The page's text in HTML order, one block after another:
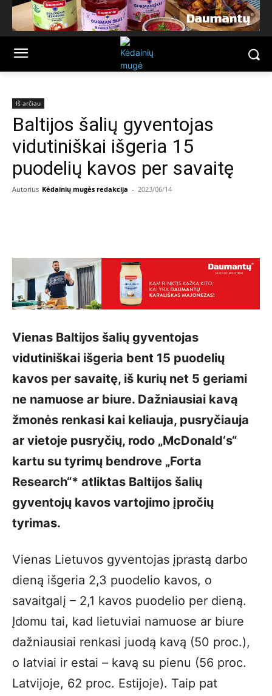
Iš arčiau
Baltijos šalių gyventojas
vidutiniškai išgeria 15
puodelių kavos per savaitę
Autorius Kėdainių mugės redakcija - 2023/06/14
Vienas Baltijos šalių gyventojas
vidutiniškai išgeria bent 15 puodelių
kavos per savaitę, iš kurių net 5 geriami
ne namuose ar biure. Dažniausiai kavą
žmonės renkasi kai keliauja, pusryčiauja
ar vietoje pusryčių, rodo „McDonald‘s“
kartu su tyrimų bendrove „Forta
Research“* atliktas Baltijos šalių
gyventojų kavos vartojimo įpročių
tyrimas.
Vienas Lietuvos gyventojas įprastą darbo
dieną išgeria 2,3 puodelio kavos, o
savaitgalį – 2,1 kavos puodelio per dieną.
Įdomu tai, kad lietuviai namuose ar biure
dažniausiai renkasi juodą kavą (50 proc.),
o latviai ir estai – kavą su pienu (56 proc.
Latvijoje, 62 proc. Estijoje). Taip pat